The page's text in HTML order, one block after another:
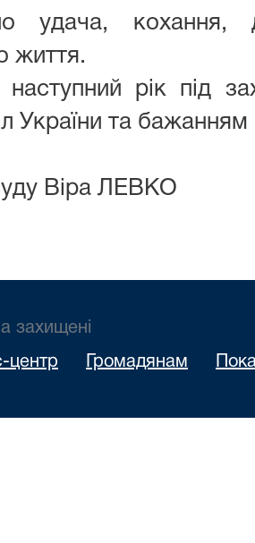
удача, кохання,
життя.
рік під
України та бажанням
Віра ЛЕВКО
захищені
центр Громадянам